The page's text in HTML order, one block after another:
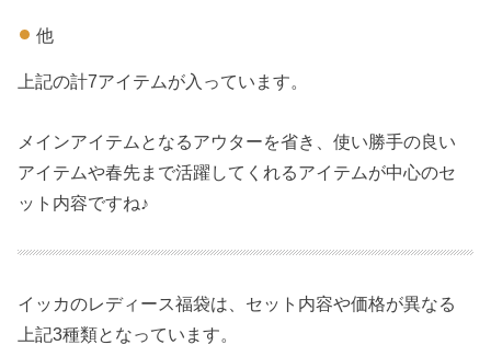
他
上記の計7アイテムが入っています。
メインアイテムとなるアウターを省き、使い勝手の良い
アイテムや春先まで活躍してくれるアイテムが中心のセ
ット内容ですね♪
イッカのレディース福袋は、セット内容や価格が異なる
上記3種類となっています。